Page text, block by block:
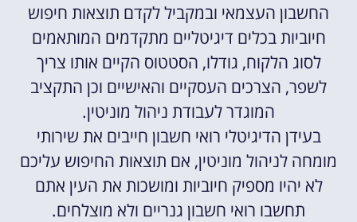
החשבון העצמאי ובמקביל לקדם תוצאות חיפוש
חיוביות בכלים דיגיטליים מתקדמים המותאמים
לסוג הלקוח, גודלו, הסטטוס הקיים אותו צריך
לשפר, הצרכים העסקיים והאישיים וכן התקציב
המוגדר לעבודת ניהול מוניטין.
בעידן הדיגיטלי רואי חשבון חייבים את שירותי
מומחה לניהול מוניטין, אם תוצאות החיפוש עליכם
לא יהיו מספיק חיוביות ומושכות את העין אתם
תחשבו רואי חשבון גנריים ולא מוצלחים.